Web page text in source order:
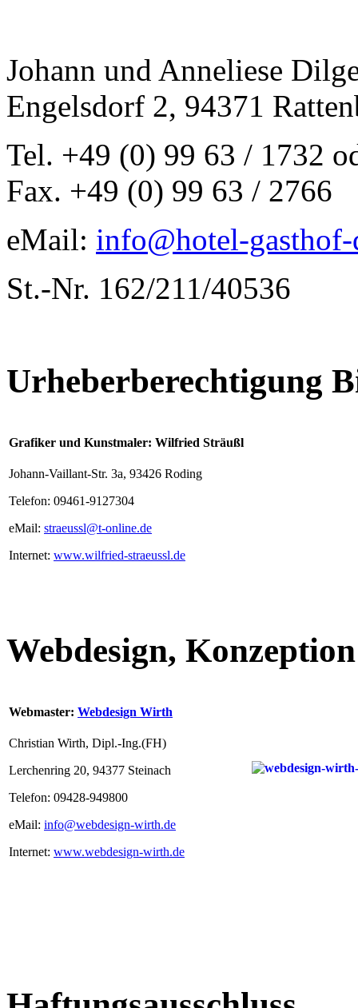
Johann und Anneliese
Engelsdorf 2, 94371
Tel. +49 (0) 99 63 / 1732
Fax. +49 (0) 99 63 / 2766
eMail: info@hotel-
St.-Nr. 162/211/40536
Urheberberechtigung
Grafiker und Kunstmaler: Wilfried Sträußl
Johann-Vaillant-Str. 3a, 93426 Roding
Telefon: 09461-9127304
eMail: straeussl@t-online.de
Internet: www.wilfried-straeussl.de
Webdesign,
Webmaster: Webdesign Wirth
Christian Wirth, Dipl.-Ing.(FH)
Lerchenring 20, 94377 Steinach
Telefon: 09428-949800
eMail: info@webdesign-wirth.de
Internet: www.webdesign-wirth.de